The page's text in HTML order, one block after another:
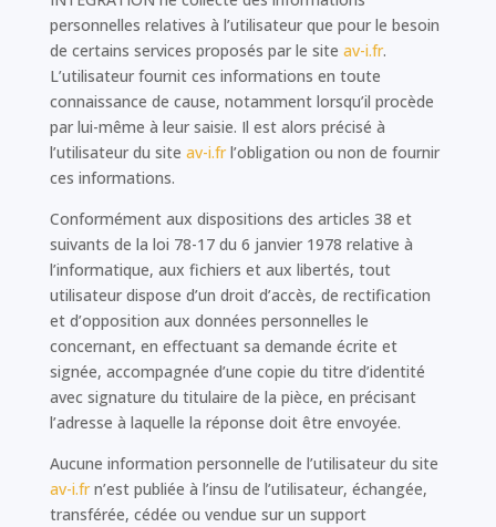
personnelles relatives à l’utilisateur que pour le besoin
de certains services proposés par le site av-i.fr.
L’utilisateur fournit ces informations en toute
connaissance de cause, notamment lorsqu’il procède
par lui-même à leur saisie. Il est alors précisé à
l’utilisateur du site av-i.frl’obligation ou non de fournir
ces informations.
Conformément aux dispositions des articles 38 et
suivants de la loi 78-17 du 6 janvier 1978 relative à
l’informatique, aux fichiers et aux libertés, tout
utilisateur dispose d’un droit d’accès, de rectification
et d’opposition aux données personnelles le
concernant, en effectuant sa demande écrite et
signée, accompagnée d’une copie du titre d’identité
avec signature du titulaire de la pièce, en précisant
l’adresse à laquelle la réponse doit être envoyée.
Aucune information personnelle de l’utilisateur du site
av-i.frn’est publiée à l’insu de l’utilisateur, échangée,
transférée, cédée ou vendue sur un support